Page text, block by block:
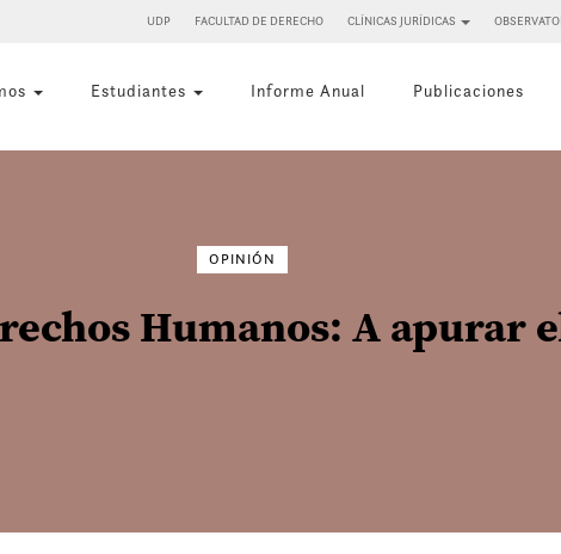
UDP FACULTAD DE DERECHO CLÍNICAS JURÍDICAS
Estudiantes Informe Anual Publicaciones
OPINIÓN
Humanos: A apurar